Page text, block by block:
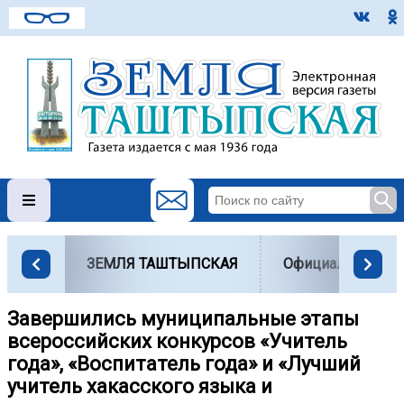
ЗЕМЛЯ ТАШТЫПСКАЯ Официально
Завершились муниципальные этапы
всероссийских конкурсов «Учитель
года», «Воспитатель года» и «Лучший
учитель хакасского языка и